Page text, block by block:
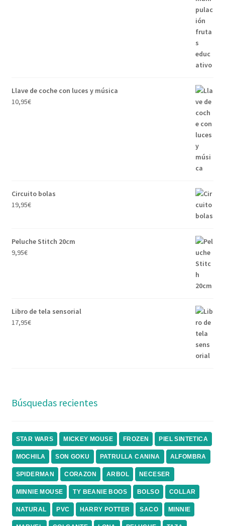
Llave de coche con luces y música
10,95€
Circuito bolas
19,95€
Peluche Stitch 20cm
9,95€
Libro de tela sensorial
17,95€
Búsquedas recientes
STAR WARS MICKEY MOUSE FROZEN PIEL SINTETICA
MOCHILA SON GOKU PATRULLA CANINA ALFOMBRA
SPIDERMAN CORAZON ARBOL NECESER
MINNIE MOUSE TY BEANIE BOOS BOLSO COLLAR
NATURAL PVC HARRY POTTER SACO MINNIE